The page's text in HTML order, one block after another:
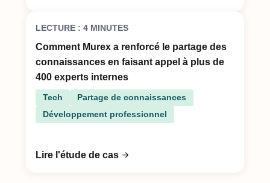
LECTURE : 4 MINUTES
Comment Murex a renforcé le partage des
connaissances en faisant appel à plus de
400 experts internes
Tech
Partage de connaissances
Développement professionnel
Lire l'étude de cas